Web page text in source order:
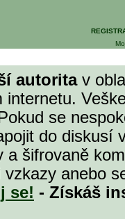
autoritav
internetu.
se
do diskusí
a šifrovaně
anebo
se! - Získáš